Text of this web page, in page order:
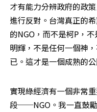
才有能力分辨政府的政
進行反對。台灣真正的
的NGO，而不是柯P，
明輝，不是任何一個神
已。這才是一個成熟的
實現綠經濟有一個非常
段──NGO。我一直鼓